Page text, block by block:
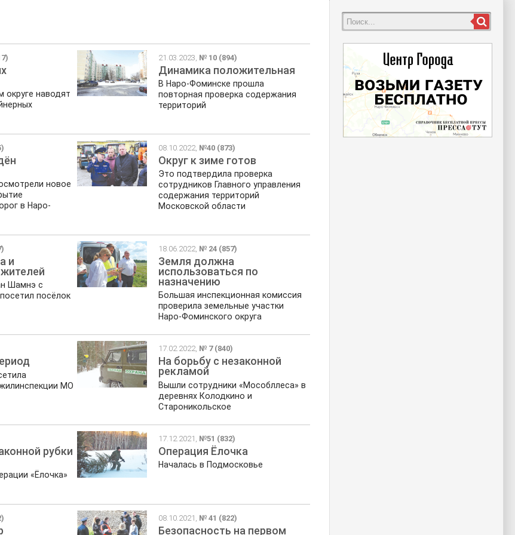
округе наводят
21.03.2023, № 10 (894)
Динамика положительная
В Наро-Фоминске прошла
повторная проверка содержания
территорий
новое
в Наро-
08.10.2022, №40 (873)
Округ к зиме готов
Это подтвердила проверка
сотрудников Главного управления
содержания территорий
Московской области
и
Шамнэ с
посёлок
18.06.2022, № 24 (857)
Земля должна
использоваться по
назначению
Большая инспекционная комиссия
проверила земельные участки
Наро-Фоминского округа
МО
17.02.2022, № 7 (840)
На борьбу с незаконной
рекламой
Вышли сотрудники «Мособллеса» в
деревнях Колодкино и
Староникольское
рубки
«Ёлочка»
17.12.2021, №51 (832)
Операция Ёлочка
Началась в Подмосковье
08.10.2021, № 41 (822)
Безопасность на первом